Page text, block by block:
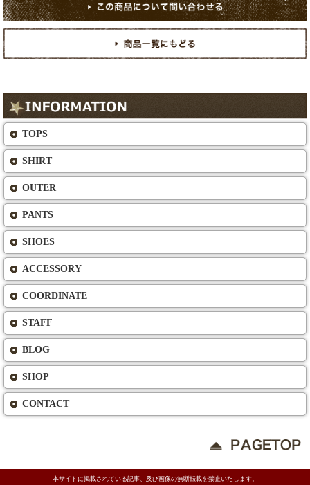
TOPS
SHIRT
OUTER
PANTS
SHOES
ACCESSORY
COORDINATE
STAFF
BLOG
SHOP
CONTACT
本サイトに掲載されている記事、及び画像の無断転載を禁止いたします。